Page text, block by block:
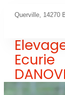
Querville, 14270
Ecurie